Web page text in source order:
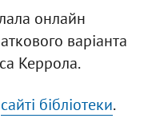
онлайн
варіанта
Керрола.
сайті бібліотеки.